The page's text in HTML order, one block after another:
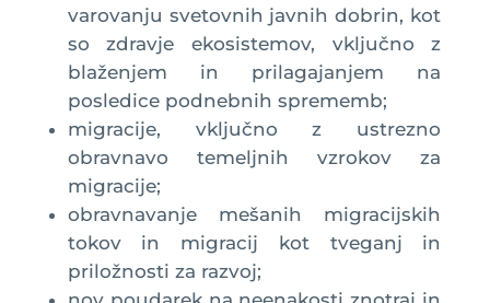
varovanju svetovnih javnih dobrin, kot
so zdravje ekosistemov, vključno z
blaženjem in prilagajanjem na
posledice podnebnih sprememb;
migracije, vključno z ustrezno
obravnavo temeljnih vzrokov za
migracije;
obravnavanje mešanih migracijskih
tokov in migracij kot tveganj in
priložnosti za razvoj;